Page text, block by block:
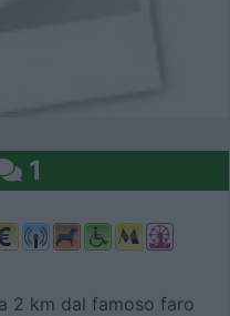
1
2 km dal famoso faro